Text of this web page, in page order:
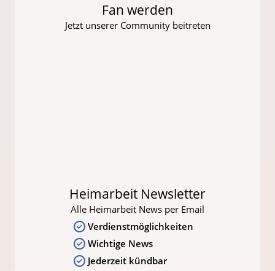
Fan werden
Jetzt unserer Community beitreten
Heimarbeit Newsletter
Alle Heimarbeit News per Email
Verdienstmöglichkeiten
Wichtige News
Jederzeit kündbar